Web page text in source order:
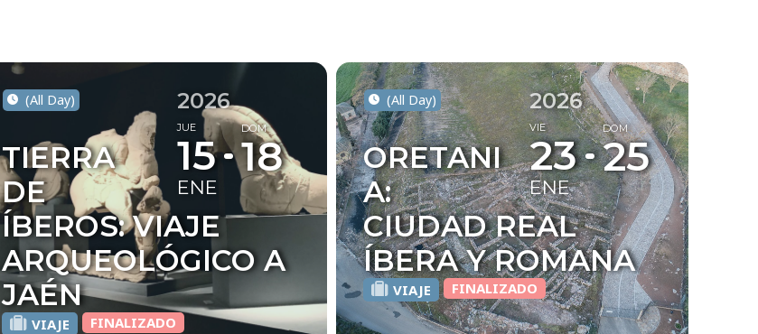
2026
JUE
15
ENE
DOM
18
(All Day)
TIERRA
DE
ÍBEROS: VIAJE
ARQUEOLÓGICO A
JAÉN
VIAJE FINALIZADO
2026
VIE
23
ENE
DOM
25
(All Day)
ORETANI
A:
CIUDAD REAL
ÍBERA Y ROMANA
VIAJE FINALIZADO